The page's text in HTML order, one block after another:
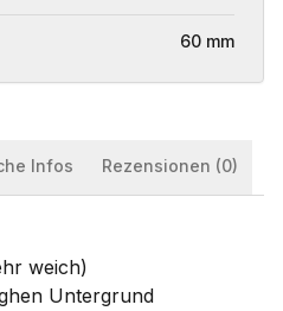
60 mm
Infos Rezensionen (0)
weich)
Untergrund